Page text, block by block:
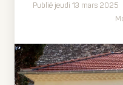
Publié jeudi 13 mars 2025